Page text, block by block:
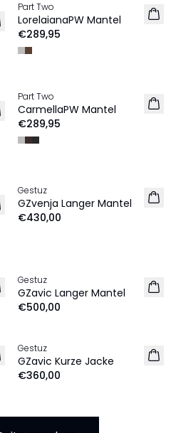
NEU
Part Two
LorelaianaPW Mantel
€289,95
NEU
Part Two
CarmellaPW Mantel
€289,95
NEU
Gestuz
GZvenja Langer Mantel
€430,00
NEU
Gestuz
GZavic Langer Mantel
€500,00
NEU
Gestuz
GZavic Kurze Jacke
€360,00